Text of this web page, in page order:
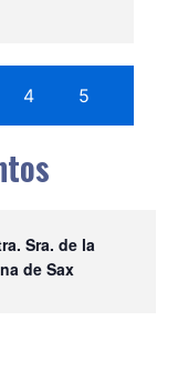
4 5
Sra. de la
de Sax